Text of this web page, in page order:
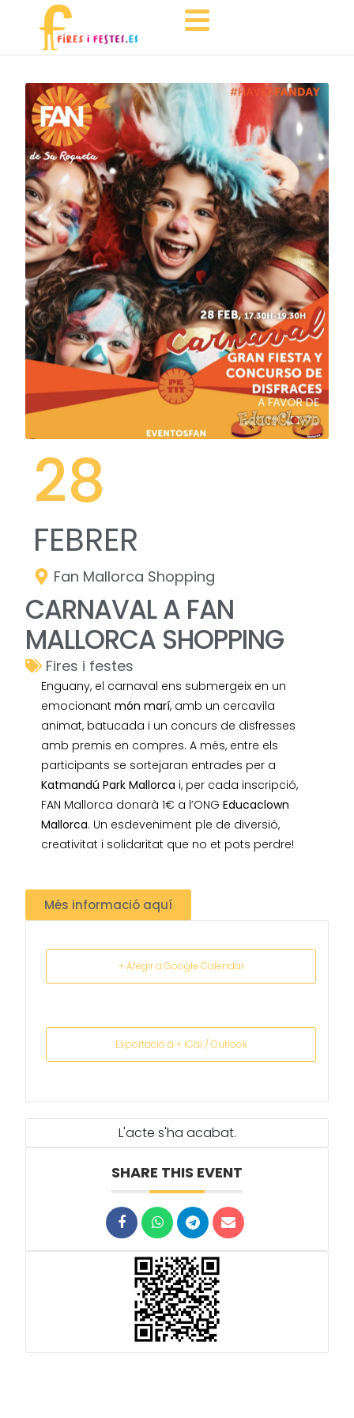
L'acte s'ha acabat.
SHARE THIS EVENT
28
FEBRER
Fan Mallorca Shopping
CARNAVAL A FAN
MALLORCA SHOPPING
Fires i festes
Enguany, el carnaval ens submergeix en un
emocionantmón marí, amb un cercavila
animat, batucada i un concurs de disfresses
amb premis en compres. A més, entre els
participants se sortejaran entrades per a
Katmandú Park Mallorca i, per cada inscripció,
FAN Mallorca donarà 1€ a l’ONGEducaclown
Mallorca. Un esdeveniment ple de diversió,
creativitat i solidaritat que no et pots perdre!
Més informació aquí
+ Afegir a Google Calendar
Exportació a + iCal / Outlook